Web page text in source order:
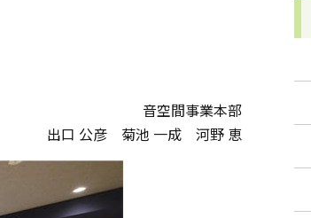
音空間事業本部
出口 公彦 菊池 一成 河野 恵